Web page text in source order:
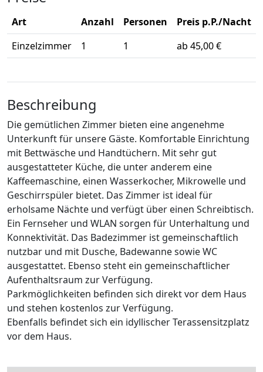
Art Anzahl Personen
Preis p.P./Nacht
Einzelzimmer
1 1 ab 45,00 €
Beschreibung
Die gemütlichen Zimmer bieten eine angenehme
Unterkunft für unsere Gäste. Komfortable Einrichtung
mit Bettwäsche und Handtüchern. Mit sehr gut
ausgestatteter Küche, die unter anderem eine
Kaffeemaschine, einen Wasserkocher, Mikrowelle und
Geschirrspüler bietet. Das Zimmer ist ideal für
erholsame Nächte und verfügt über einen Schreibtisch.
Ein Fernseher und WLAN sorgen für Unterhaltung und
Konnektivität. Das Badezimmer ist gemeinschaftlich
nutzbar und mit Dusche, Badewanne sowie WC
ausgestattet. Ebenso steht ein gemeinschaftlicher
Aufenthaltsraum zur Verfügung.
Parkmöglichkeiten befinden sich direkt vor dem Haus
und stehen kostenlos zur Verfügung.
Ebenfalls befindet sich ein idyllischer Terassensitzplatz
vor dem Haus.